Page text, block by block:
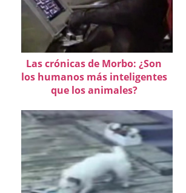
Las crónicas de Morbo: ¿Son
los humanos más inteligentes
que los animales?